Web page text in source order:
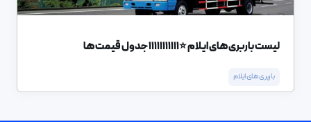
لیست باربری های ایلام ⭐️11111111111 جدول قیمت ها
باربری های ایلام